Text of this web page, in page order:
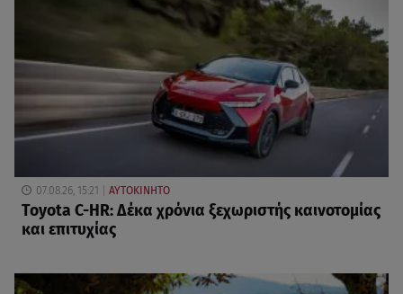
07.08.26, 15:21 ΑΥΤΟΚΙΝΗΤΟ
Toyota C-HR: Δέκα χρόνια ξεχωριστής καινοτομίας
και επιτυχίας